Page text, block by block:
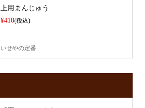
上用まんじゅう
¥410(税込)
いせやの定番